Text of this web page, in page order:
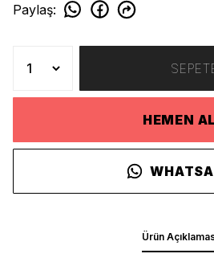
Paylaş:
HEMEN AL
Ürün